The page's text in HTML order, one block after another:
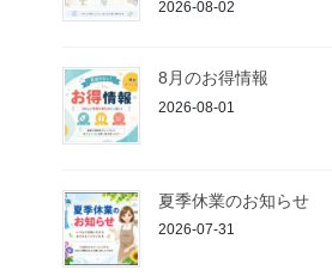
2026-08-02
8月のお得情報
2026-08-01
夏季休業のお知らせ
2026-07-31